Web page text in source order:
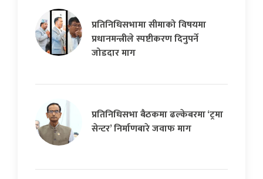
प्रतिनिधिसभामा सीमाको विषयमा
प्रधानमन्त्रीले स्पष्टीकरण दिनुपर्ने
जोडदार माग
प्रतिनिधिसभा बैठकमा ढल्केबरमा ‘ट्रमा
सेन्टर’ निर्माणबारे जवाफ माग